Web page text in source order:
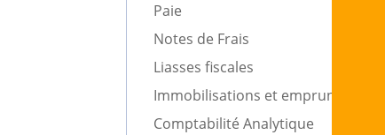
Paie
Notes de Frais
Liasses fiscales
Immobilisations et emprunts
Comptabilité Analytique